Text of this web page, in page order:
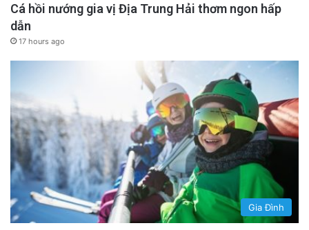
Cá hồi nướng gia vị Địa Trung Hải thơm ngon hấp
dẫn
17 hours ago
Gia Đình